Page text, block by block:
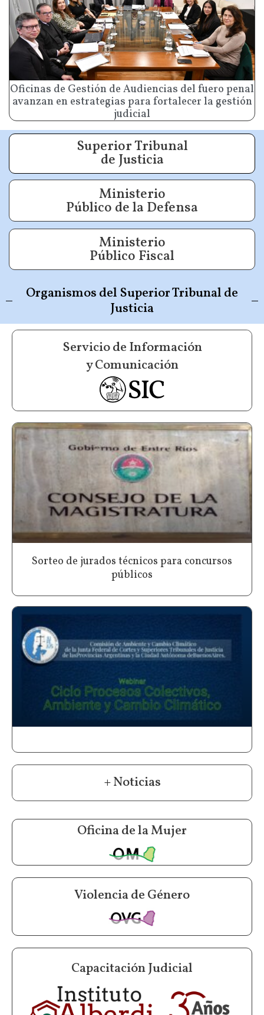
Oficinas de Gestión de Audiencias del fuero penal
avanzan en estrategias para fortalecer la gestión
judicial
Superior Tribunal
de Justicia
Ministerio
Público de la Defensa
Ministerio
Público Fiscal
Organismos del Superior Tribunal de
Justicia
Servicio de Información
y Comunicación
Sorteo de jurados técnicos para concursos
públicos
+ Noticias
Oficina de la Mujer
Violencia de Género
Capacitación Judicial